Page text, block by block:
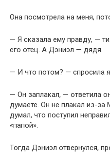
Она посмотрела на меня,
— Я сказала ему правду, —
его отец. А Дэниэл — дядя.
— И что потом? — спросила
— Он заплакал, — ответила
думаете. Он не плакал из-за
думал, что поступил
«папой».
Тогда Дэниэл отвернулся,